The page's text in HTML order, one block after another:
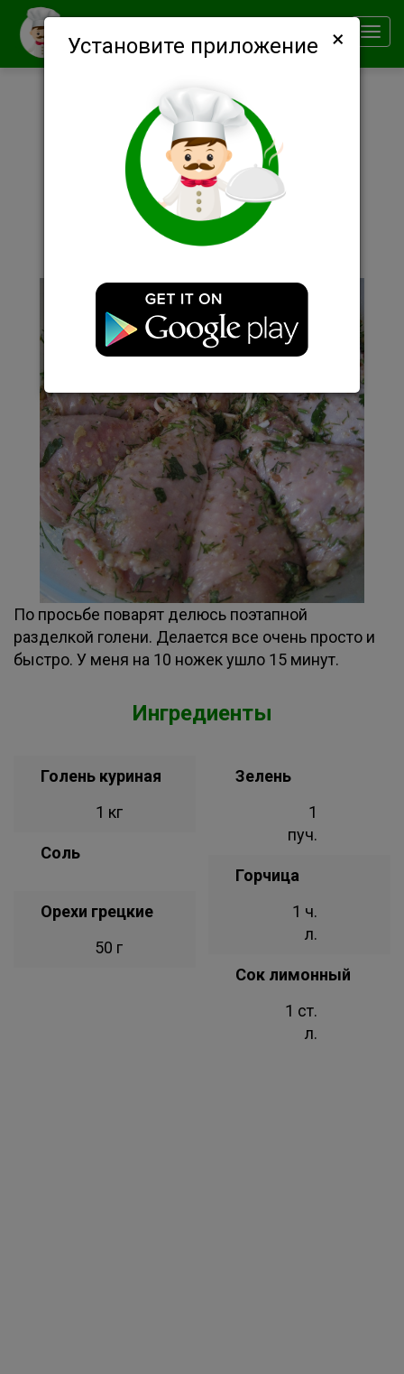
Установите приложение ×
Описание
По просьбе поварят делюсь поэтапной
разделкой голени. Делается все очень просто и
быстро. У меня на 10 ножек ушло 15 минут.
Ингредиенты
Голень куриная
1 кг
Соль
Орехи грецкие
50 г
Зелень
1
пуч.
Горчица
1 ч.
л.
Сок лимонный
1 ст.
л.